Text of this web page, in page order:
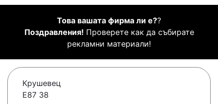
Това вашата фирма ли е??
Поздравления! Проверете как да събирате
рекламни материали!
Крушевец
E87 38